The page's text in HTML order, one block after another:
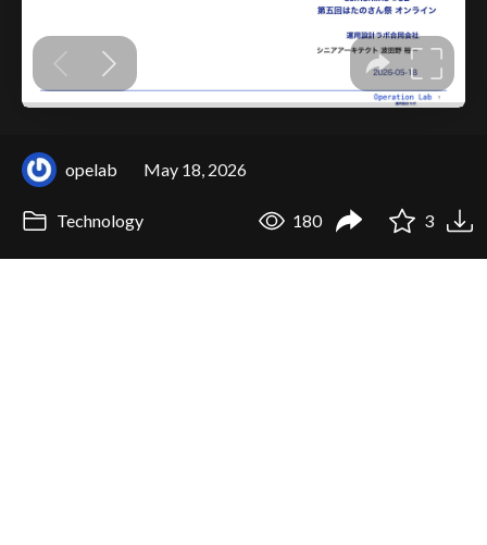
opelab May 18, 2026
Technology 180 3